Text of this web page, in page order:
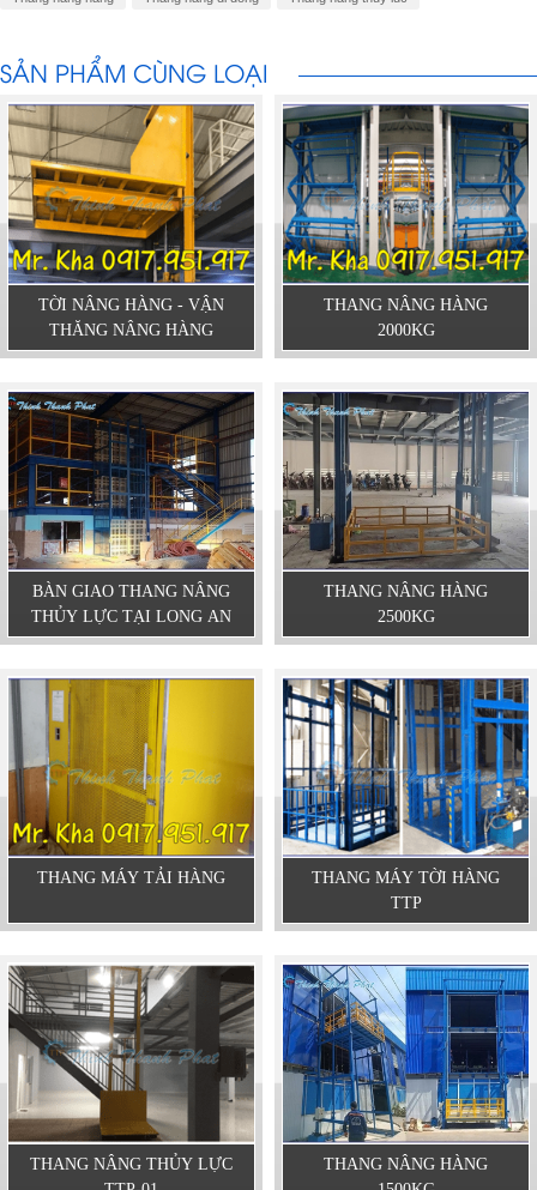
SẢN PHẨM CÙNG LOẠI
TỜI NÂNG HÀNG - VẬN
THĂNG NÂNG HÀNG
THANG NÂNG HÀNG
2000KG
BÀN GIAO THANG NÂNG
THỦY LỰC TẠI LONG AN
THANG NÂNG HÀNG
2500KG
THANG MÁY TẢI HÀNG
THANG MÁY TỜI HÀNG
TTP
THANG NÂNG THỦY LỰC
THANG NÂNG HÀNG